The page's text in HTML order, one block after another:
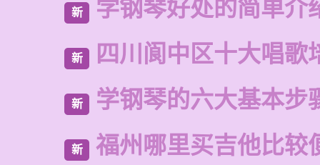
新 学钢琴好处的简单介
新 四川阆中区十大唱歌
新 学钢琴的六大基本步
新 福州哪里买吉他比较